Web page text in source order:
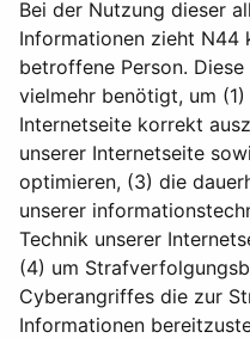
Bei der Nutzung dieser
Informationen zieht N44
betroffene Person.
vielmehr benötigt, um
Internetseite korrekt
unserer Internetseite
optimieren, (3) die
unserer
Technik unserer
(4) um
Cyberangriffes die zur
Informationen